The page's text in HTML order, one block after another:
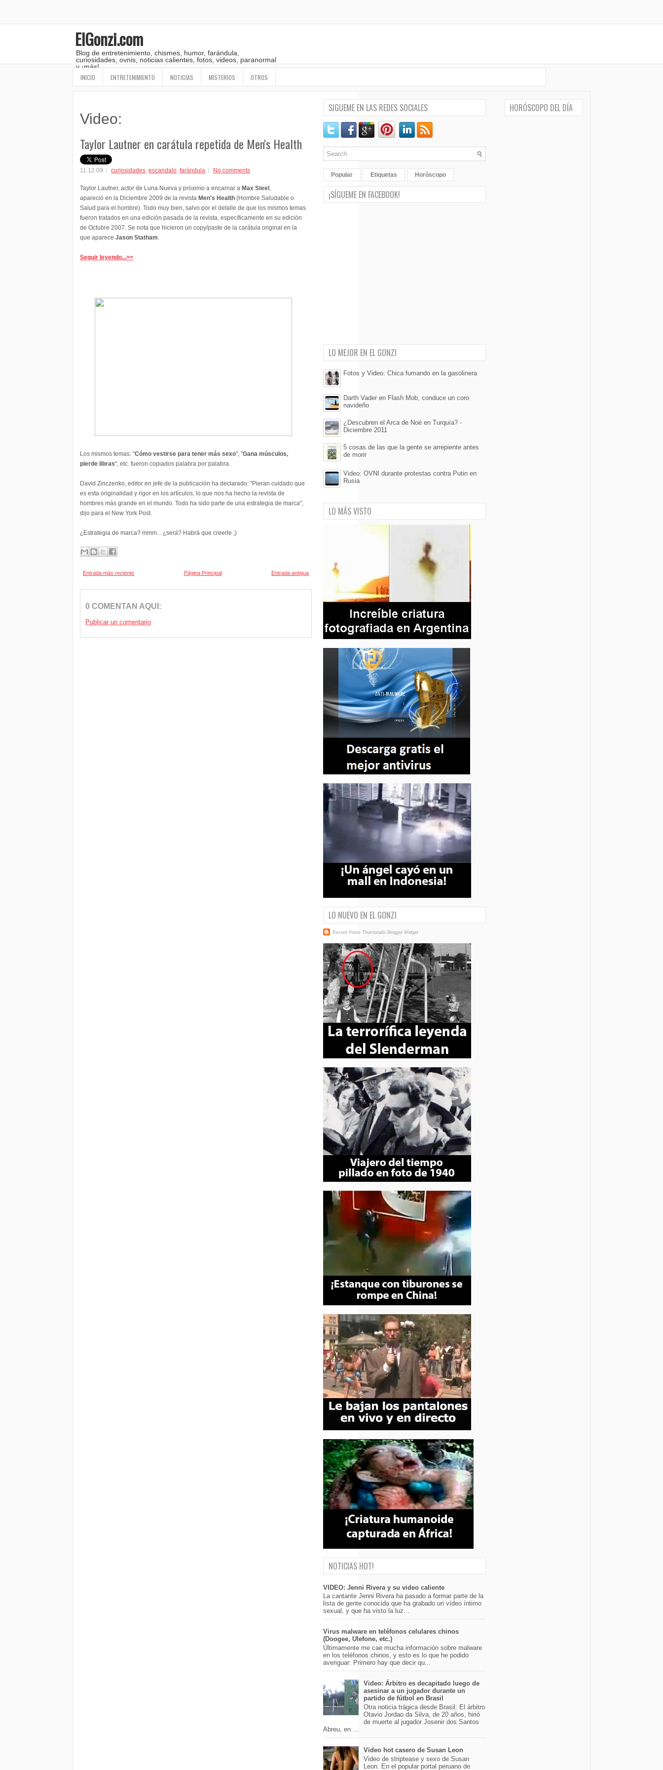
ElGonzi.com
Blog de entretenimiento, chismes, humor, farándula,
curiosidades, ovnis, noticias calientes, fotos, videos, paranormal
y ¡más!
INICIO ENTRETENIMIENTO NOTICIAS MISTERIOS OTROS
Video:
Taylor Lautner en carátula repetida de Men's Health
11.12.09 curiosidades, escandalo, farándula No comments
Taylor Lautner, actor de Luna Nueva y próximo a encarnar a Max Steel,
apareció en la Diciembre 2009 de la revista Men's Health (Hombre Saludable o
Salud para el hombre). Todo muy bien, salvo por el detalle de que los mismos temas
fueron tratados en una edición pasada de la revista, específicamente en su edición
de Octubre 2007. Se nota que hicieron un copy/paste de la carátula original en la
que aparece Jason Statham.
Seguir leyendo...>>
Los mismos temas: "Cómo vestirse para tener más sexo", "Gana músculos,
pierde libras", etc. fueron copiados palabra por palabra.
David Zinczenko, editor en jefe de la publicación ha declarado: "Pieran cuidado que
es esta originalidad y rigor en los artículos, lo que nos ha hecho la revista de
hombres más grande en el mundo. Todo ha sido parte de una estrategia de marca",
dijo para el New York Post.
¿Estrategia de marca? mmm... ¿será? Habrá que creerle ;)
Entrada más reciente Entrada antigua
Página Principal
0 COMENTAN AQUI:
Publicar un comentario
SIGUEME EN LAS REDES SOCIALES
Popular Etiquetas Horóscopo
¡SÍGUEME EN FACEBOOK!
LO MEJOR EN EL GONZI
Fotos y Video: Chica fumando en la gasolinera
Darth Vader en Flash Mob, conduce un coro
navideño
¿Descubren el Arca de Noé en Turquía? -
Diciembre 2011
5 cosas de las que la gente se arrepiente antes
de morir
Video: OVNI durante protestas contra Putin en
Rusia
LO MÁS VISTO
LO NUEVO EN EL GONZI
Recent Posts Thumbnails Blogger Widget
NOTICIAS HOT!
VIDEO: Jenni Rivera y su video caliente
La cantante Jenni Rivera ha pasado a formar parte de la
lista de gente conocida que ha grabado un vídeo íntimo
sexual, y que ha visto la luz...
Virus malware en teléfonos celulares chinos
(Doogee, Ulefone, etc.)
Últimamente me cae mucha información sobre malware
en los teléfonos chinos, y esto es lo que he podido
averiguar: Primero hay que decir qu...
Video: Árbitro es decapitado luego de
asesinar a un jugador durante un
partido de fútbol en Brasil
Otra noticia trágica desde Brasil: El árbitro
Otavio Jordao da Silva, de 20 años, hirió
de muerte al jugador Josenir dos Santos
Abreu, en ...
Video hot casero de Susan Leon
Video de striptease y sexo de Susan
Leon. En el popular portal peruano de
HORÓSCOPO DEL DÍA